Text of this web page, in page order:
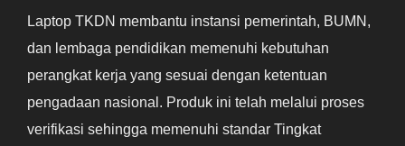
Laptop TKDN membantu instansi pemerintah, BUMN,
dan lembaga pendidikan memenuhi kebutuhan
perangkat kerja yang sesuai dengan ketentuan
pengadaan nasional. Produk ini telah melalui proses
verifikasi sehingga memenuhi standar Tingkat